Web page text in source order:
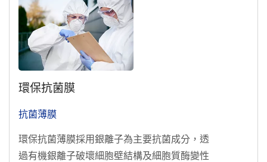
環保抗菌膜
抗菌薄膜
環保抗菌薄膜採用銀離子為主要抗菌成分，透
過有機銀離子破壞細胞壁結構及細胞質酶變性